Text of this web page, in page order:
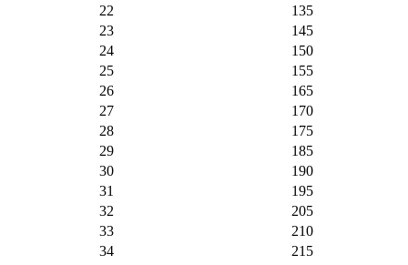
22
135
23
145
24
150
25
155
26
165
27
170
28
175
29
185
30
190
31
195
32
205
33
210
34
215